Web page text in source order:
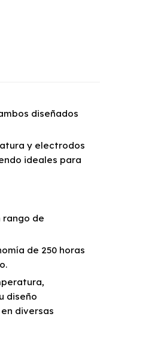
diseñados
y electrodos
ideales para
rango de
de 250 horas
diseño
diversas